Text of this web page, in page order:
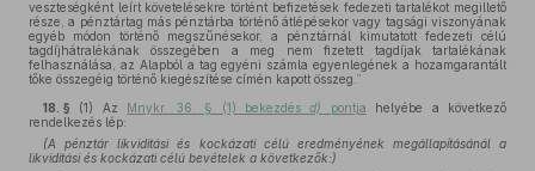
veszteségként leírt követelésekre történt befizetések fedezeti tartalékot megillető
része, a pénztártag más pénztárba történő átlépésekor vagy tagsági viszonyának
egyéb módon történő megszűnésekor, a pénztárnál kimutatott fedezeti célú
tagdíjhátralékának összegében a meg nem fizetett tagdíjak tartalékának
felhasználása, az Alapból a tag egyéni számla egyenlegének a hozamgarantált
tőke összegéig történő kiegészítése címén kapott összeg.”
18. § (1) Az Mnykr. 36. § (1) bekezdésd) pontja helyébe a következő
rendelkezés lép:
(A pénztár likviditási és kockázati célú eredményének megállapításánál a
likviditási és kockázati célú bevételek a következők:)